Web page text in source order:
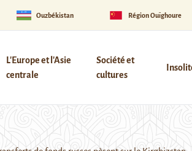
Ouzbékistan Région Ouïghoure
L'Europe et l'Asie
centrale
Société et
cultures